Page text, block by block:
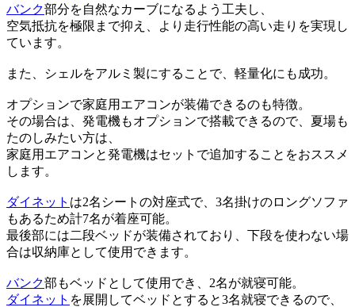
バンク部分を自然なカーブになるよう工夫し、
空気抵抗を極限まで抑え、より走行性能の高い走りを実現し
ています。
また、シェルをアルミ製にすることで、軽量化にも成功。
オプションで家庭用エアコンが装備できるのも特徴。
その場合は、発電機もオプションで搭載できるので、夏場も
たのしみたい方は、
家庭用エアコンと発電機はセットで追加することをおススメ
します。
ダイネット は2名シートの対座式で、3名掛けのロングソファ
もあるため計7名が着座可能。
最後部には二段ベッドが装備されており、下段を使わない場
合は収納庫として使用できます。
バンク部もベッドとして使用でき、2名が就寝可能。
ダイネット を展開してベッドとすると3名就寝できるので、